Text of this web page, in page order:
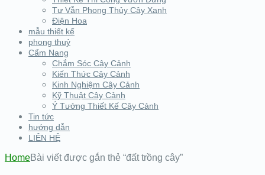
Tư Vẫn Phong Thủy Cây Xanh
Điện Hoa
mẫu thiết kế
phong thuỷ
Cẩm Nang
Chắm Sóc Cây Cảnh
Kiến Thức Cây Cảnh
Kinh Nghiệm Cây Cảnh
Kỹ Thuật Cây Cảnh
Ý Tưởng Thiết Kế Cây Cảnh
Tin tức
hướng dẫn
LIÊN HỆ
HomeBài viết được gắn thẻ “đất trồng cây”